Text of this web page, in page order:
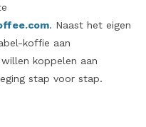
. Naast het eigen
koffie aan
koppelen aan
stap voor stap.